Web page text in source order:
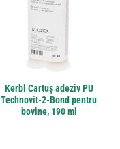
Kerbl Cartuș adeziv PU
Technovit-2-Bond pentru
bovine, 190 ml